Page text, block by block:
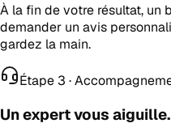
À la fin de votre résultat, un
demander un avis
gardez la main.
Étape 3 ·
Un expert vous aiguille.